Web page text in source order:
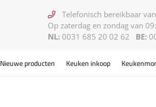
Telefonisch bereikbaar
Op zaterdag en zondag van
NL: 0031 685 20 02 62 BE:
Nieuwe producten Keuken inkoop